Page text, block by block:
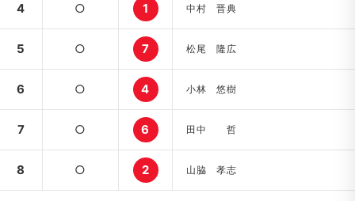
4 ○ 1 中村 晋典
5 ○ 7 松尾 隆広
6 ○ 4 小林 悠樹
7 ○ 6 田中 哲
8 ○ 2 山脇 孝志